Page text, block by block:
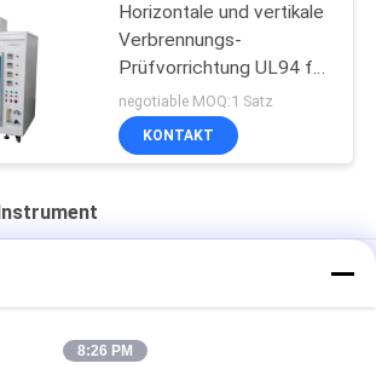
Horizontale und vertikale
Verbrennungs-
Prüfvorrichtung UL94 für
Plastik
negotiable MOQ:1 Satz
KONTAKT
Blovi Härte-Prüfvorrichtung
des Tablet-YD-35 des Tablet-Korn-
8:26 PM